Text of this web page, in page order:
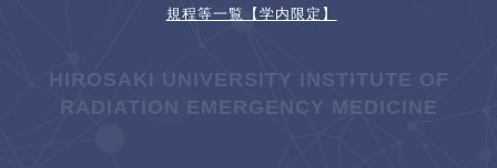
規程等一覧【学内限定】
HIROSAKI UNIVERSITY INSTITUTE OF
RADIATION EMERGENCY MEDICINE